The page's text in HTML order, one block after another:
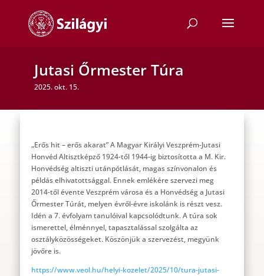
Jutasi Őrmester Túra
2025. okt. 15.
„Erős hit – erős akarat” A Magyar Királyi Veszprém-Jutasi
Honvéd Altisztképző 1924-től 1944-ig biztosította a M. Kir.
Honvédség altiszti utánpótlását, magas színvonalon és
példás elhivatottsággal. Ennek emlékére szervezi meg
2014-től évente Veszprém városa és a Honvédség a Jutasi
Őrmester Túrát, melyen évről-évre iskolánk is részt vesz.
Idén a 7. évfolyam tanulóival kapcsolódtunk. A túra sok
ismerettel, élménnyel, tapasztalással szolgálta az
osztályközösségeket. Köszönjük a szervezést, megyünk
jövőre is.
https://www.veol.hu/helyi-kozelet/2025/10/tura-jutasi-